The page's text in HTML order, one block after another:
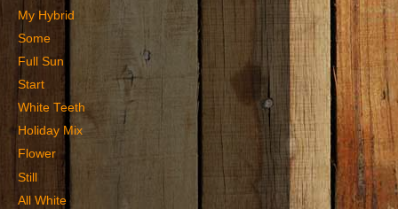
My Hybrid
Some
Full Sun
Start
White Teeth
Holiday Mix
Flower
Still
All White